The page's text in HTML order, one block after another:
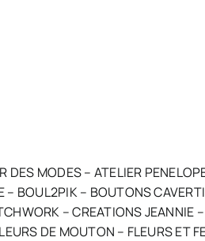
MODES – ATELIER
– BOUL2PIK – BOUTONS
– CREATIONS
DE MOUTON – FLEURS ET